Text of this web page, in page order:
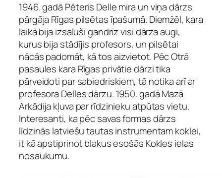
1946. gadā Pēteris Delle mira un viņa dārzs
pārgāja Rīgas pilsētas īpašumā. Diemžēl, kara
laikā bija izsaluši gandrīz visi dārza augi,
kurus bija stādījis profesors, un pilsētai
nācās padomāt, kā tos aizvietot. Pēc Otrā
pasaules kara Rīgas privātie dārzi tika
pārveidoti par sabiedriskiem, tā notika arī ar
profesora Delles dārzu. 1950. gadā Mazā
Arkādija kļuva par rīdzinieku atpūtas vietu.
Interesanti, ka pēc savas formas dārzs
līdzinās latviešu tautas instrumentam koklei,
it kā apstiprinot blakus esošās Kokles ielas
nosaukumu.